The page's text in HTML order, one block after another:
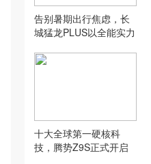
告别暑期出行焦虑，长
城猛龙PLUS以全能实力
十大全球第一硬核科
技，腾势Z9S正式开启